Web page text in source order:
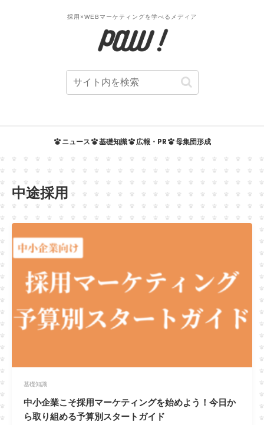
採用×WEBマーケティングを学べるメディア
ニュース 基礎知識 広報・PR 母集団形成
中途採用
基礎知識
中小企業こそ採用マーケティングを始めよう！今日か
ら取り組める予算別スタートガイド